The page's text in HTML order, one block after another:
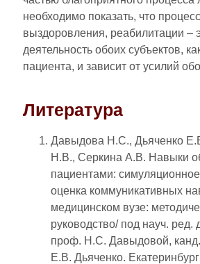
необходимо показать, что
выздоровления, реабилитации –
деятельность обоих субъектов,
пациента, и зависит от усилий
Литература
Давыдова Н.С., Дьяченко
Н.В., Серкина А.В. Навыки
пациентами:
оценка коммуникативных
медицинском вузе:
руководство/ под науч. ред.
проф. Н.С. Давыдовой, канд.
Е.В. Дьяченко.